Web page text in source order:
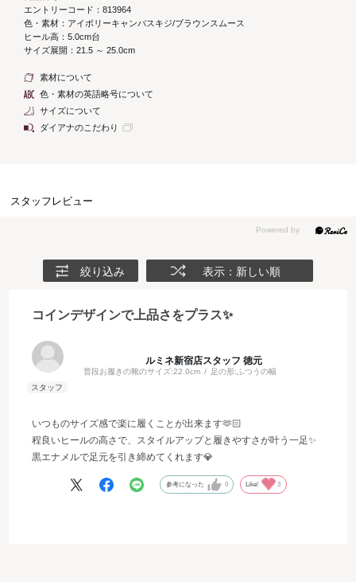
エントリーコード：813964
色・素材：アイボリーキャンバスキジ/ブラウンスムース
ヒール高：5.0cm台
サイズ展開：21.5 ～ 25.0cm
素材について
色・素材の英語略号について
サイズについて
ダイアナのこだわり
スタッフレビュー
絞り込み 表示：新しい順
コインデザインで上品さをプラス✨
ルミネ新宿店スタッフ 徳元
普段お履きの靴のサイズ:22.0cm 足の形:ふつうの幅
いつものサイズ感で楽に履くことが出来ます🫶🏻
程良いヒールの高さで、スタイルアップと履きやすさが叶う一足✨
黒エナメルで足元を引き締めてくれます💎
参考になった 0 Like! 3